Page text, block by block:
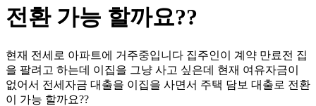
전환 가능 할까요??
현재 전세로 아파트에 거주중입니다 집주인이 계약 만료전 집
을 팔려고 하는데 이집을 그냥 사고 싶은데 현재 여유자금이
없어서 전세자금 대출을 이집을 사면서 주택 담보 대출로 전환
이 가능 할까요??